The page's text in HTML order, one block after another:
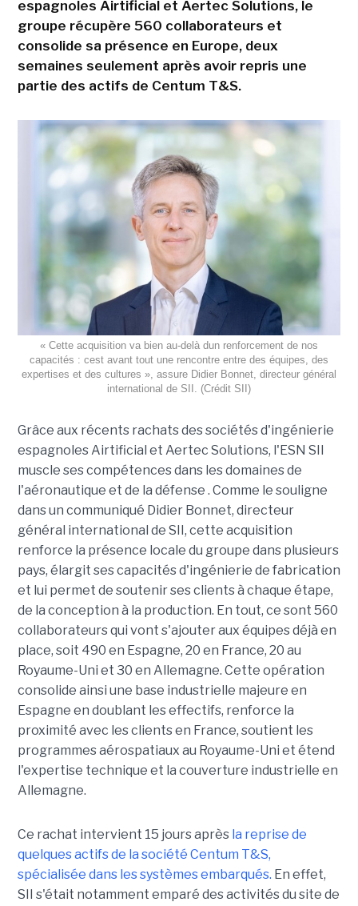
espagnoles Airtificial et Aertec Solutions, le
groupe récupère 560 collaborateurs et
consolide sa présence en Europe, deux
semaines seulement après avoir repris une
partie des actifs de Centum T&S.
« Cette acquisition va bien au-delà dun renforcement de nos
capacités : cest avant tout une rencontre entre des équipes, des
expertises et des cultures », assure Didier Bonnet, directeur général
international de SII. (Crédit SII)
Grâce aux récents rachats des sociétés d'ingénierie
espagnoles Airtificial et Aertec Solutions, l'ESN SII
muscle ses compétences dans les domaines de
l'aéronautique et de la défense . Comme le souligne
dans un communiqué Didier Bonnet, directeur
général international de SII, cette acquisition
renforce la présence locale du groupe dans plusieurs
pays, élargit ses capacités d'ingénierie de fabrication
et lui permet de soutenir ses clients à chaque étape,
de la conception à la production. En tout, ce sont 560
collaborateurs qui vont s'ajouter aux équipes déjà en
place, soit 490 en Espagne, 20 en France, 20 au
Royaume-Uni et 30 en Allemagne. Cette opération
consolide ainsi une base industrielle majeure en
Espagne en doublant les effectifs, renforce la
proximité avec les clients en France, soutient les
programmes aérospatiaux au Royaume-Uni et étend
l'expertise technique et la couverture industrielle en
Allemagne.
Ce rachat intervient 15 jours après la reprise de
quelques actifs de la société Centum T&S,
spécialisée dans les systèmes embarqués. En effet,
SII s'était notamment emparé des activités du site de